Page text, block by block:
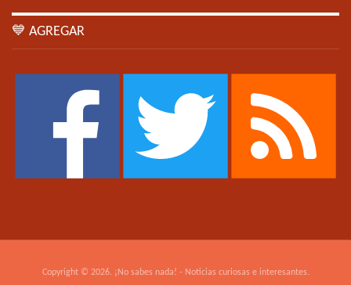
💙 AGREGAR
Copyright © 2026. ¡No sabes nada! - Noticias curiosas e interesantes.